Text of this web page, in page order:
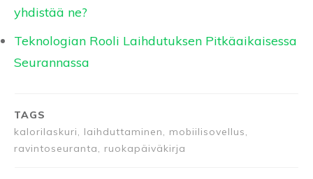
yhdistää ne?
Teknologian Rooli Laihdutuksen Pitkäaikaisessa
Seurannassa
TAGS
kalorilaskuri, laihduttaminen, mobiilisovellus,
ravintoseuranta, ruokapäiväkirja